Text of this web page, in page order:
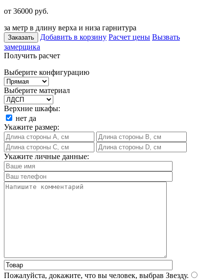
от 36000 руб.
за метр в длину верха и низа гарнитура
Заказать Добавить в корзину Расчет цены Вызвать
замерщика
Получить расчет
Выберите конфигурацию
Выберите материал
Верхние шкафы:
нет да
Укажите размер:
Укажите личные данные:
Пожалуйста, докажите, что вы человек, выбрав Звезду.